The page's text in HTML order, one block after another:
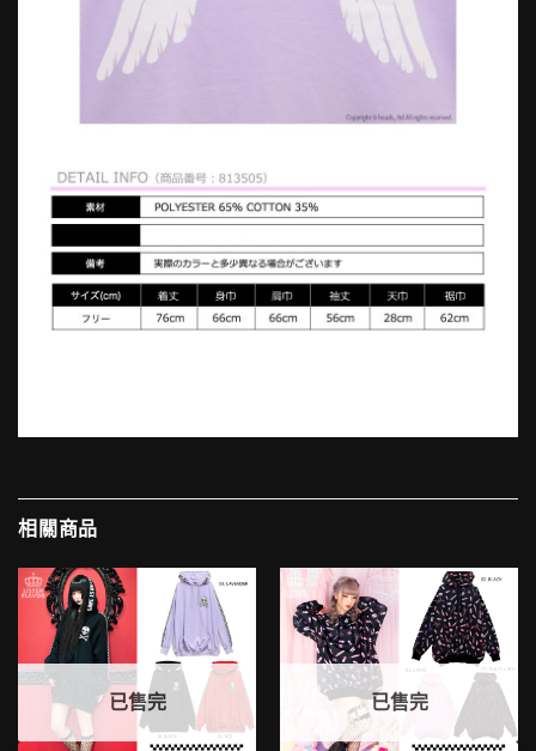
相關商品
已售完 已售完